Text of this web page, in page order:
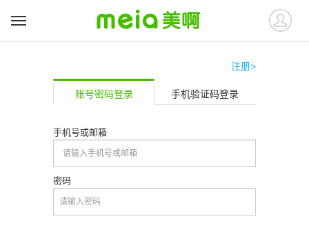
注册>
账号密码登录 手机验证码登录
手机号或邮箱
密码